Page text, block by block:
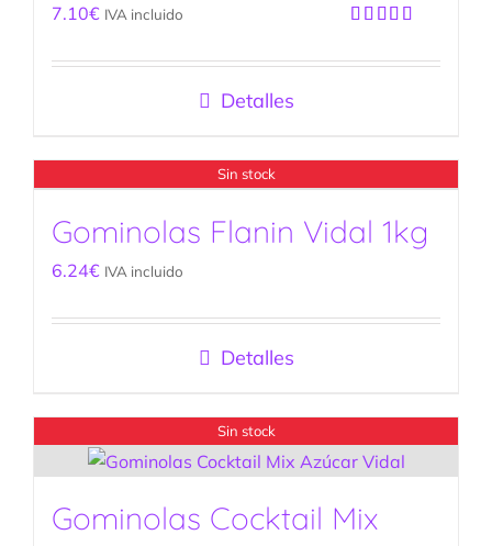
con5.00de
7.10€ IVA incluido
Detalles
Sin stock
Gominolas Flanin Vidal 1kg
6.24€ IVA incluido
Detalles
Sin stock
Gominolas Cocktail Mix